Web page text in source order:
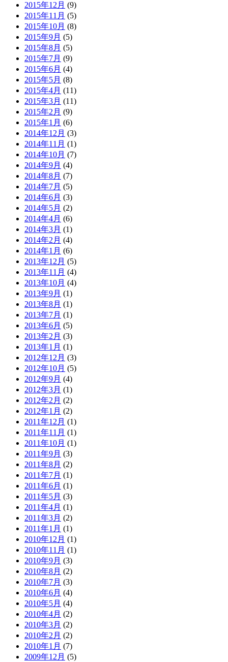
2015年12月 (9)
2015年11月 (5)
2015年10月 (8)
2015年9月 (5)
2015年8月 (5)
2015年7月 (9)
2015年6月 (4)
2015年5月 (8)
2015年4月 (11)
2015年3月 (11)
2015年2月 (9)
2015年1月 (6)
2014年12月 (3)
2014年11月 (1)
2014年10月 (7)
2014年9月 (4)
2014年8月 (7)
2014年7月 (5)
2014年6月 (3)
2014年5月 (2)
2014年4月 (6)
2014年3月 (1)
2014年2月 (4)
2014年1月 (6)
2013年12月 (5)
2013年11月 (4)
2013年10月 (4)
2013年9月 (1)
2013年8月 (1)
2013年7月 (1)
2013年6月 (5)
2013年2月 (3)
2013年1月 (1)
2012年12月 (3)
2012年10月 (5)
2012年9月 (4)
2012年3月 (1)
2012年2月 (2)
2012年1月 (2)
2011年12月 (1)
2011年11月 (1)
2011年10月 (1)
2011年9月 (3)
2011年8月 (2)
2011年7月 (1)
2011年6月 (1)
2011年5月 (3)
2011年4月 (1)
2011年3月 (2)
2011年1月 (1)
2010年12月 (1)
2010年11月 (1)
2010年9月 (3)
2010年8月 (2)
2010年7月 (3)
2010年6月 (4)
2010年5月 (4)
2010年4月 (2)
2010年3月 (2)
2010年2月 (2)
2010年1月 (7)
2009年12月 (5)